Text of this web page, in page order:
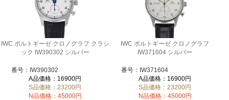
IWC ポルトギーゼ クロノグラフ クラシ
ック IW390302 シルバー
番号：IW390302
A品価格：16900円
S品価格：23200円
N品価格：45000円
IWC ポルトギーゼ クロノグラフ
IW371604 シルバー
番号：IW371604
A品価格：16900円
S品価格：23200円
N品価格：45000円